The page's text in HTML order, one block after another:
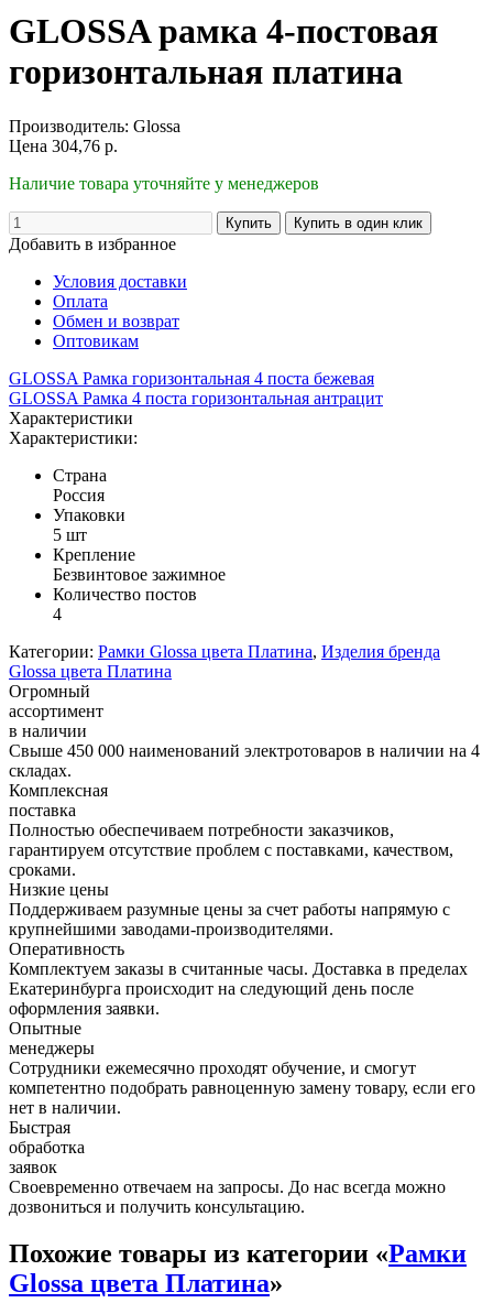
GLOSSA рамка 4-постовая
горизонтальная платина
Производитель: Glossa
Цена 304,76 р.
Наличие товара уточняйте у менеджеров
Добавить в избранное
Условия доставки
Оплата
Обмен и возврат
Оптовикам
GLOSSA Рамка горизонтальная 4 поста бежевая
GLOSSA Рамка 4 поста горизонтальная антрацит
Характеристики
Характеристики:
Страна
Россия
Упаковки
5 шт
Крепление
Безвинтовое зажимное
Количество постов
4
Категории: Рамки Glossa цвета Платина, Изделия бренда
Glossa цвета Платина
Огромный
ассортимент
в наличии
Свыше 450 000 наименований электротоваров в наличии на 4
складах.
Комплексная
поставка
Полностью обеспечиваем потребности заказчиков,
гарантируем отсутствие проблем с поставками, качеством,
сроками.
Низкие цены
Поддерживаем разумные цены за счет работы напрямую с
крупнейшими заводами-производителями.
Оперативность
Комплектуем заказы в считанные часы. Доставка в пределах
Екатеринбурга происходит на следующий день после
оформления заявки.
Опытные
менеджеры
Сотрудники ежемесячно проходят обучение, и смогут
компетентно подобрать равноценную замену товару, если его
нет в наличии.
Быстрая
обработка
заявок
Своевременно отвечаем на запросы. До нас всегда можно
дозвониться и получить консультацию.
Похожие товары из категории «Рамки
Glossa цвета Платина»